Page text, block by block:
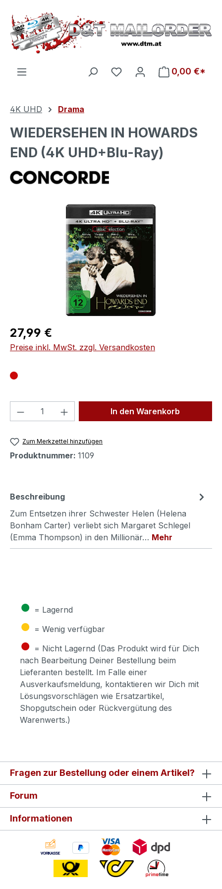
Zum Hauptinhalt springen
Du hast 0 Produkte auf
0,00 €*
4K UHD Drama
WIEDERSEHEN IN HOWARDS
END (4K UHD+Blu-Ray)
Bildergalerie überspringen
Regulärer Preis:
27,99 €
Preise inkl. MwSt. zzgl. Versandkosten
Produkt Anzahl: Gib denIn den Warenkorb
Zum Merkzettel hinzufügen
Produktnummer: 1109
Beschreibung
Zum Entsetzen ihrer Schwester Helen (Helena
Bonham Carter) verliebt sich Margaret Schlegel
(Emma Thompson) in den Millionär… Mehr
● = Lagernd
● = Wenig verfügbar
● = Nicht Lagernd (Das Produkt wird für Dich
nach Bearbeitung Deiner Bestellung beim
Lieferanten bestellt. Im Falle einer
Ausverkaufsmeldung, kontaktieren wir Dich mit
Lösungsvorschlägen wie Ersatzartikel,
Shopgutschein oder Rückvergütung des
Warenwerts.)
Fragen zur Bestellung oder einem Artikel?
Forum
Informationen